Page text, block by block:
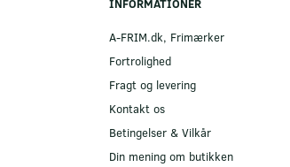
INFORMATIONER
A-FRIM.dk, Frimærker
Fortrolighed
Fragt og levering
Kontakt os
Betingelser & Vilkår
Din mening om butikken